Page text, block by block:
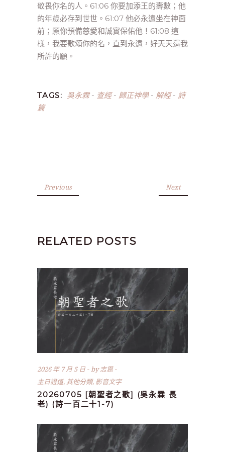
敬畏你名的人。61:06 你要加添王的壽數；他
的年歲必存到世世。61:07 他必永遠坐在神面
前；願你預備慈愛和誠實保佑他！61:08 這
樣，我要歌頌你的名，直到永遠，好天天還我
所許的願。
TAGS: 吳永霖- 查經- 歸正神學- 解經- 詩
篇
Previous Next
RELATED POSTS
2026 年 7 月 5 日 by志恩
主日證道, 其他分類, 影音文字
20260705 [朝聖者之歌] (吳永霖 長
老) (詩一百二十1-7)